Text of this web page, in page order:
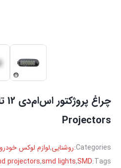
Projectors
Categories: روشنایی,لوازم لوکس خودرو
Tags:
SMD
,
smd lights
,
projectors